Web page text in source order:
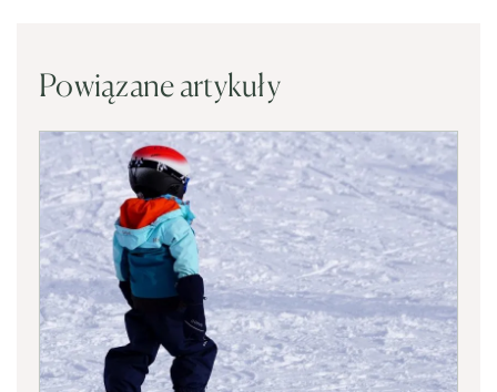
Powiązane artykuły